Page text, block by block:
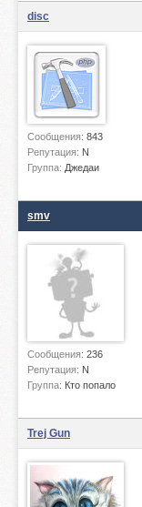
disc
Сообщения: 843
Репутация: N
Группа: Джедаи
smv
Сообщения: 236
Репутация: N
Группа: Кто попало
Trej Gun